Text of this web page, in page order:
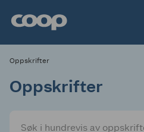
Oppskrifter
Oppskrifter